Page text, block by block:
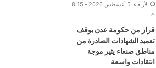
الأربعاء, 5 أغسطس 2026 - 8:15
م
قرار من حكومة عدن بوقف
تعميد الشهادات الصادرة من
مناطق صنعاء يثير موجة
انتقادات واسعة